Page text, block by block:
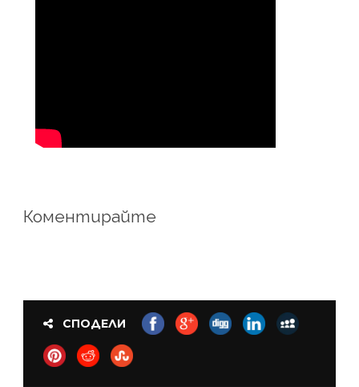
Коментирайте
СПОДЕЛИ